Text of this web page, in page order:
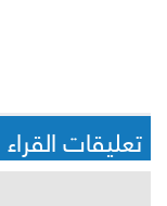
تعليقات القراء